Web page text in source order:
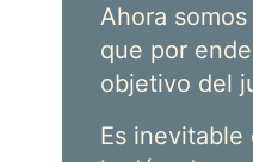
Ahora
que por
objetivo del
Es